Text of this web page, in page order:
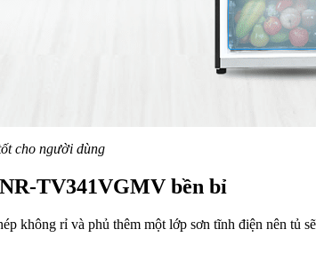
cho người dùng
TV341VGMV bền bỉ
không rỉ và phủ thêm một lớp sơn tĩnh điện nên tủ